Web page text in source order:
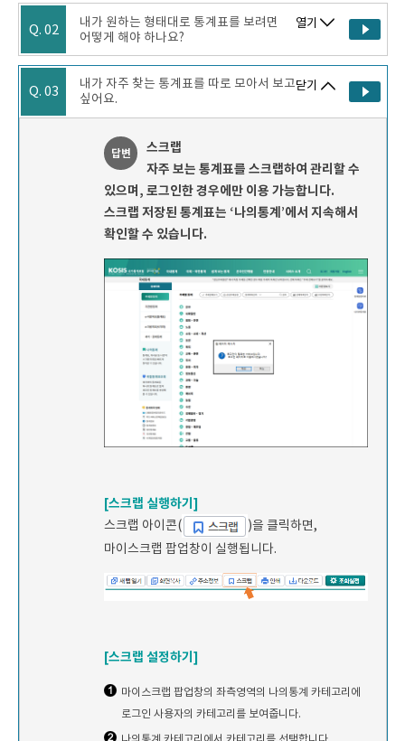
Q. 02
내가 원하는 형태대로 통계표를 보려면
어떻게 해야 하나요?
열기
Q. 03
내가 자주 찾는 통계표를 따로 모아서 보고
싶어요.
답변
스크랩
자주 보는 통계표를 스크랩하여 관리할 수
있으며, 로그인한 경우에만 이용 가능합니다.
스크랩 저장된 통계표는 ‘나의통계’에서 지속해서
확인할 수 있습니다.
[스크랩 실행하기]
스크랩 아이콘(
)을 클릭하면,
마이스크랩 팝업창이 실행됩니다.
[스크랩 설정하기]
마이스크랩 팝업창의 좌측영역의 나의통계 카테고리에
로그인 사용자의 카테고리를 보여줍니다.
닫기